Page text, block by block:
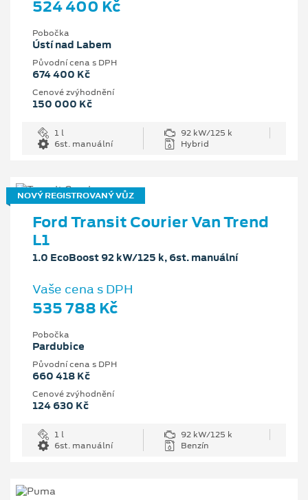
524 400 Kč
Pobočka
Ústí nad Labem
Původní cena s DPH
674 400 Kč
Cenové zvýhodnění
150 000 Kč
1 l
92 kW/125 k
6st. manuální
Hybrid
NOVÝ REGISTROVANÝ VŮZ
Ford Transit Courier Van Trend
L1
1.0 EcoBoost 92 kW/125 k, 6st. manuální
Vaše cena s DPH
535 788 Kč
Pobočka
Pardubice
Původní cena s DPH
660 418 Kč
Cenové zvýhodnění
124 630 Kč
1 l
92 kW/125 k
6st. manuální
Benzín